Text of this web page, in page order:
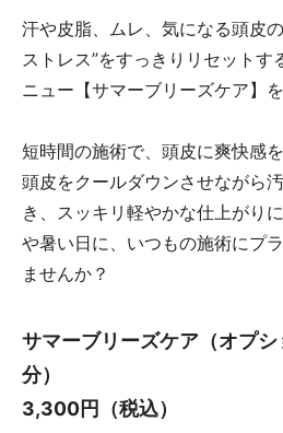
汗や皮脂、ムレ、気になる頭皮
ストレス”をすっきりリセットす
ニュー【サマーブリーズケア】
短時間の施術で、頭皮に爽快感を
頭皮をクールダウンさせながら
き、スッキリ軽やかな仕上がり
や暑い日に、いつもの施術にプ
ませんか？
サマーブリーズケア（オプ
分）
3,300円（税込）